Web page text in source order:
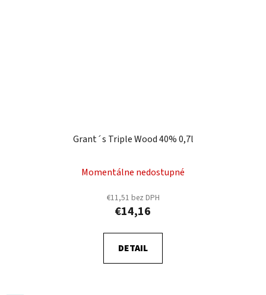
Grant´s Triple Wood 40% 0,7l
Momentálne nedostupné
€11,51 bez DPH
€14,16
DETAIL